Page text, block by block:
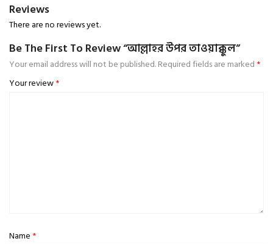
Reviews
There are no reviews yet.
Be The First To Review “আল্লাহর উপর তাওয়াক্কুল”
Your email address will not be published.Required fields are marked *
Your review*
Name *